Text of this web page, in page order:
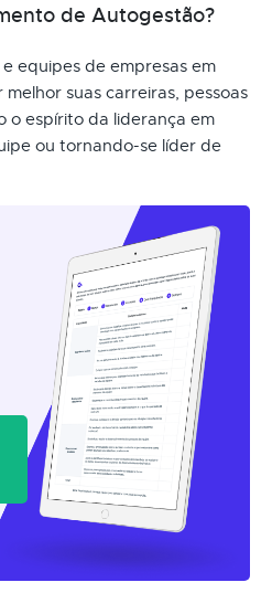
de Autogestão?
equipes de empresas em
suas carreiras, pessoas
o espírito da liderança em
ou tornando-se líder de